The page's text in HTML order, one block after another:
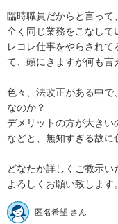
臨時職員だからと言って
全く同じ業務をこなして
レコレ仕事をやらされ
て、頭にきますが何も言
色々、法改正がある中で
なのか？
デメリットの方が大きい
などと、無知すぎる故に
どなたか詳しくご教示い
匿名希望 さん